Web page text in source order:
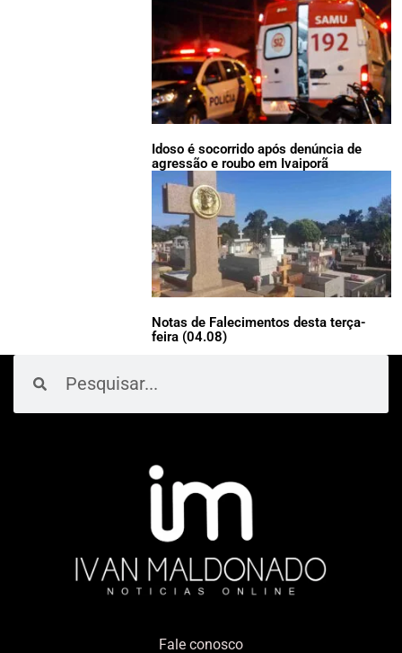
Idoso é socorrido após denúncia de
agressão e roubo em Ivaiporã
Notas de Falecimentos desta terça-
feira (04.08)
Fale conosco